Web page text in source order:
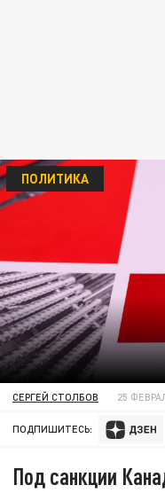
ПОЛИТИКА
СЕРГЕЙ СТОЛБОВ 25
ПОДПИШИТЕСЬ:
Под санкции